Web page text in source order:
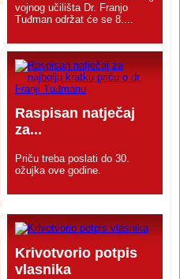
vojnog učilišta Dr. Franjo
Tuđman održat će se 8....
Raspisan natječaj
za...
Priču treba poslati do 30.
ožujka ove godine.
Krivotvorio potpis
vlasnika